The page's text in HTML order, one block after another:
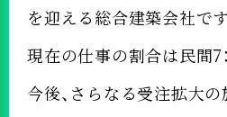
を迎える総合建築会社です
現在の仕事の割合は民間7
今後、さらなる受注拡大の